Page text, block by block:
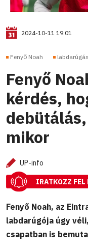
2024-10-11 19:01
Fenyő Noah labdarúgás
Fenyő
kérdés,
mikor
UP-info
IRATKOZZ FEL
Fenyő Noah, az
labdarúgója úgy
csapatban is